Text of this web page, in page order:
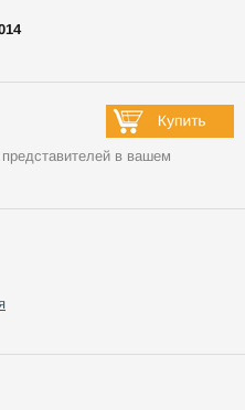
представителей в вашем